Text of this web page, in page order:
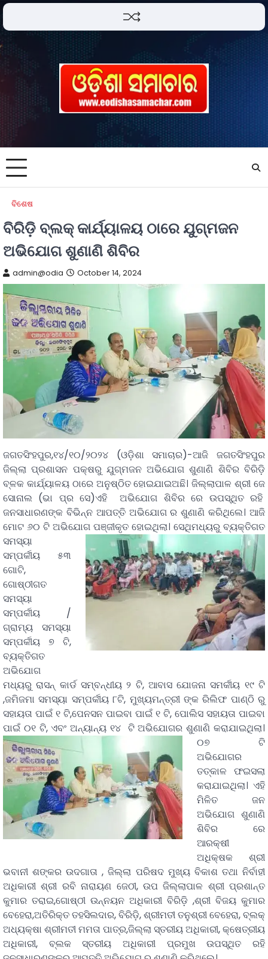
ବିଶେଷ
ବିରିଡ଼ି ବ୍ଲକ୍ କାର୍ଯ୍ୟାଳୟ ଠାରେ ଯୁଗ୍ମଜନ
ଅଭିଯୋଗ ଶୁଣାଣି ଶିବିର
admin@odia October 14, 2024
ଜଗତସିଂହପୁର,୧୪/୧୦/୨୦୨୪ (ଓଡ଼ିଶା ସମାଚାର)-ଆଜି ଜଗତସିଂହପୁର
ଜିଲ୍ଲା ପ୍ରଶାସନ ପକ୍ଷରୁ ଯୁଗ୍ମଜନ ଅଭିଯୋଗ ଶୁଣାଣି ଶିବିର ବିରିଡ଼ି
ବ୍ଳକ କାର୍ଯ୍ୟାଳୟ ଠାରେ ଅନୁଷ୍ଠିତ ହୋଇଯାଇଅଛି। ଜିଲ୍ଲାପାଳ ଶ୍ରୀ ଜେ
ସୋନାଲ (ଭା ପ୍ର ସେ)ଏହି ଅଭିଯୋଗ ଶିବିର ରେ ଉପସ୍ଥିତ ରହି
ଜନସାଧାରଣଙ୍କ ବିଭିନ୍ନ ଆପତ୍ତି ଅଭିଯୋଗ ର ଶୁଣାଣି କରିଥିଲେ। ଆଜି
ମୋଟ ୬୦ ଟି ଅଭିଯୋଗ ପଞ୍ଜୀକୃତ ହୋଇଥିଲା। ସେଥିମଧ୍ୟରୁ ବ୍ୟକ୍ତିଗତ
ସମସ୍ୟା
ସମ୍ପର୍କୀୟ ୫୩
ଗୋଟି,
ଗୋଷ୍ଠୀଗତ
ସମସ୍ୟା
ସମ୍ପର୍କୀୟ /
ଗ୍ରାମ୍ୟ ସମସ୍ୟା
ସମ୍ପର୍କୀୟ ୭ ଟି,
ବ୍ୟକ୍ତିଗତ
ଅଭିଯୋଗ
ମଧ୍ୟରୁ ରାସନ୍ କାର୍ଡ ସମ୍ବନ୍ଧୀୟ ୨ ଟି, ଆବାସ ଯୋଜନା ସମର୍କୀୟ ୧୯ ଟି
,ଜମିଜମା ସମସ୍ୟା ସମ୍ପର୍କୀୟ ୮ଟି, ମୁଖ୍ୟମନ୍ତ୍ରୀ ଙ୍କ ରିଲିଫ ପାଣ୍ଠି ରୁ
ସହାୟତା ପାଇଁ ୧ ଟି,ପେନସନ ପାଇବା ପାଇଁ ୧ ଟି, ପୋଲିସ ସହାୟତା ପାଇବା
ପାଇଁ ୦୧ ଟି, ଏବଂ ଅନ୍ୟାନ୍ୟ ୧୪ ଟି ଅଭିଯୋଗର ଶୁଣାଣି କରାଯାଇଥିଲା।
୦୭ ଟି
ଅଭିଯୋଗର
ତତ୍କାଳ ଫଇସଲା
କରାଯାଇଥିଲା। ଏହି
ମିଳିତ ଜନ
ଅଭିଯୋଗ ଶୁଣାଣି
ଶିବିର ରେ
ଆରକ୍ଷୀ
ଅଧିକ୍ଷକ ଶ୍ରୀ
ଭବାନୀ ଶଙ୍କର ଉଦଗାତା , ଜିଲ୍ଲା ପରିଷଦ ମୁଖ୍ୟ ବିକାଶ ତଥା ନିର୍ବାହୀ
ଅଧିକାରୀ ଶ୍ରୀ ରବି ନାରାୟଣ ଜେଠୀ, ଉପ ଜିଲ୍ଲାପାଳ ଶ୍ରୀ ପ୍ରଶାନ୍ତ
କୁମାର ତରାଇ,ଗୋଷ୍ଠୀ ଉନ୍ନୟନ ଅଧିକାରୀ ବିରିଡ଼ି ,ଶ୍ରୀ ବିଜୟ କୁମାର
ବେହେରା,ଅତିରିକ୍ତ ତହସିଲଦାର, ବିରିଡ଼ି, ଶ୍ରୀମତୀ ତନୁଶ୍ରୀ ବେହେରା, ବ୍ଲକ୍
ଅଧ୍ୟକ୍ଷା ଶ୍ରୀମତୀ ମମତା ପାତ୍ର,ଜିଲ୍ଲା ସ୍ତରୀୟ ଅଧିକାରୀ, କ୍ଷେତ୍ରୀୟ
ଅଧିକାରୀ, ବ୍ଲକ ସ୍ତରୀୟ ଅଧିକାରୀ ପ୍ରମୁଖ ଉପସ୍ଥିତ ରହି